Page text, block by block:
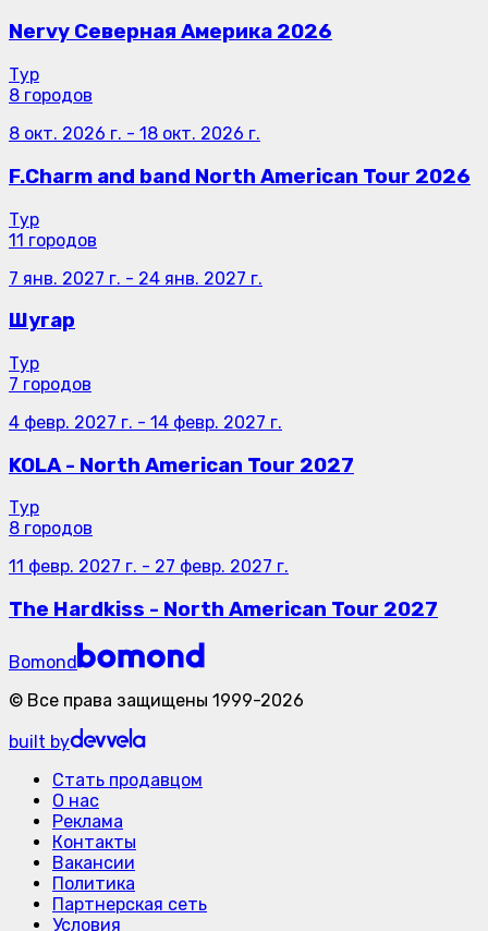
Nervy Северная Америка 2026
Тур
8 городов
8 окт. 2026 г. - 18 окт. 2026 г.
F.Charm and band North American Tour 2026
Тур
11 городов
7 янв. 2027 г. - 24 янв. 2027 г.
Шугар
Тур
7 городов
4 февр. 2027 г. - 14 февр. 2027 г.
KOLA - North American Tour 2027
Тур
8 городов
11 февр. 2027 г. - 27 февр. 2027 г.
The Hardkiss - North American Tour 2027
Bomond
© Все права защищены 1999-2026
built by
Стать продавцом
О нас
Реклама
Контакты
Вакансии
Политика
Партнерская сеть
Условия